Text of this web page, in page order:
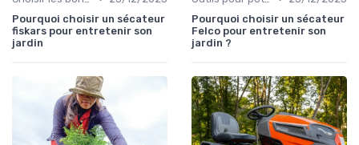
Pourquoi choisir un sécateur
fiskars pour entretenir son
jardin
Pourquoi choisir un sécateur
Felco pour entretenir son
jardin ?